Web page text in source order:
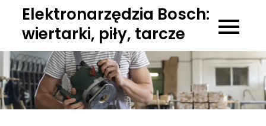
content
Elektronarzędzia Bosch:
wiertarki, piły, tarcze